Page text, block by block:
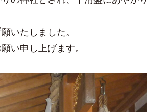
いたしました。
い申し上げます。